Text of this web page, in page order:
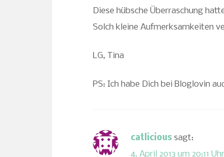
Diese hübsche Überraschung
Solch kleine Aufmerksamkeiten
LG, Tina
PS: Ich habe Dich bei Bloglovin
catlicious sagt:
4. April 2013 um 20:11 Uhr